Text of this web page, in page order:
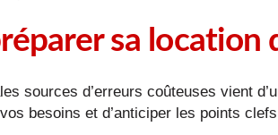
sa location
sources d’erreurs coûteuses vient
besoins et d’anticiper les points